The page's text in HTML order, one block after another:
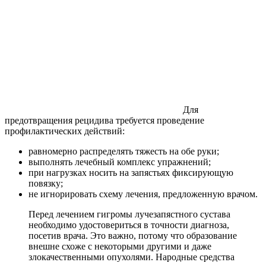
Для
предотвращения рецидива требуется проведение
профилактических действий:
равномерно распределять тяжесть на обе руки;
выполнять лечебный комплекс упражнений;
при нагрузках носить на запястьях фиксирующую
повязку;
не игнорировать схему лечения, предложенную врачом.
Перед лечением гигромы лучезапястного сустава
необходимо удостовериться в точности диагноза,
посетив врача. Это важно, потому что образование
внешне схоже с некоторыми другими и даже
злокачественными опухолями. Народные средства